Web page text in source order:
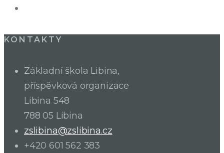
KONTAKTY
Základní škola Libina,
příspěvková organizace
Libina 548
788 05 Libina
zslibina@zslibina.cz
+420 601 562 383